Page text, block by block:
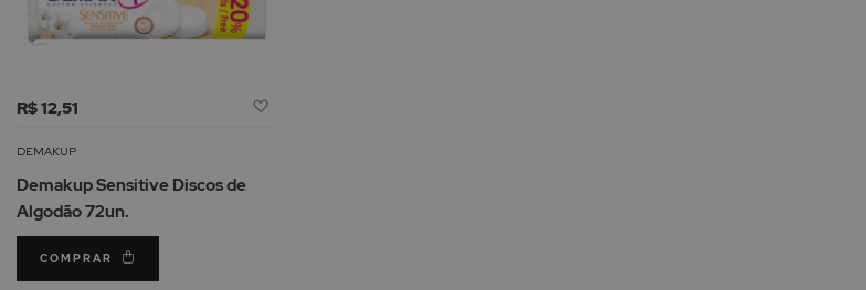
Adicionar
Desejos
R$ 12,51
DEMAKUP
Demakup Sensitive Discos de
Algodão 72un.
COMPRAR